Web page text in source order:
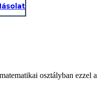
osztályban ezzel a